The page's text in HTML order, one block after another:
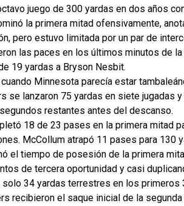
juego de 300 yardas en dos años
la primera mitad ofensivamente,
pero estuvo limitada por un par de
las paces en los últimos minutos de
19 yardas a Bryson Nesbit.
Minnesota parecía estar
se lanzaron 75 yardas en siete jugadas
restantes antes del descanso.
18 de 23 pases en la primera mitad
McCollum atrapó 11 pases para 130
el tiempo de posesión de la primera
de tercera oportunidad y casi
solo 34 yardas terrestres en los primeros
recibieron el saque inicial de la